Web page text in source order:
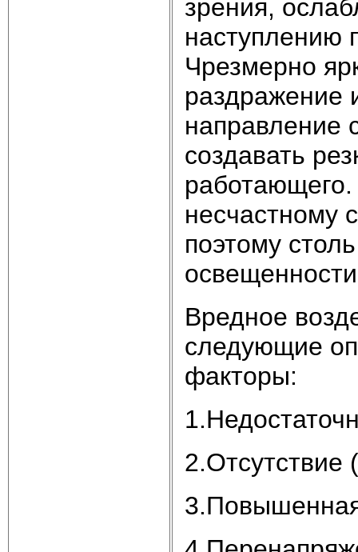
зрения,
наступлению
Чрезмерно
раздражение
направление
создавать
работающего.
несчастному
поэтому
Вредное
следующие
факторы:
2.Отсутствие